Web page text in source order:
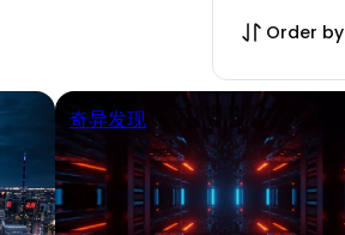
Order by
奇异发现